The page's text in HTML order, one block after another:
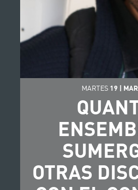
MARTES 19 |
OTRAS